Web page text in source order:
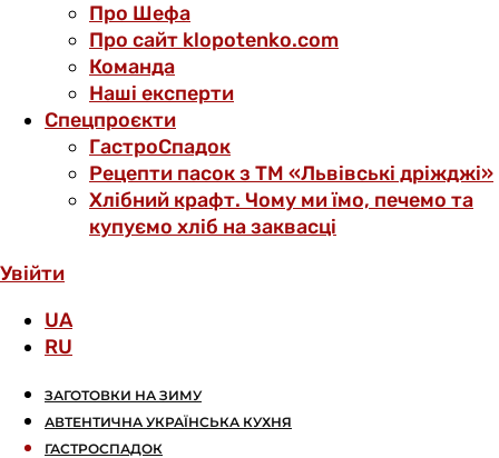
Про Шефа
Про сайт klopotenko.com
Команда
Наші експерти
Спецпроєкти
ГастроСпадок
Рецепти пасок з ТМ «Львівські дріжджі»
Хлібний крафт. Чому ми їмо, печемо та
купуємо хліб на заквасці
Увійти
UA
RU
ЗАГОТОВКИ НА ЗИМУ
АВТЕНТИЧНА УКРАЇНСЬКА КУХНЯ
ГАСТРОСПАДОК